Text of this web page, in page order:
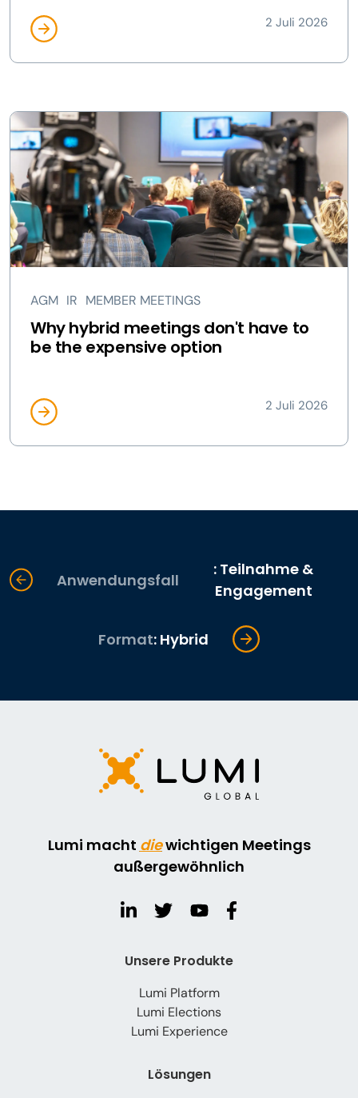
2 Juli 2026
AGM IR MEMBER MEETINGS
Why hybrid meetings don't have to
be the expensive option
2 Juli 2026
Anwendungsfall
: Teilnahme &
Engagement
Format: Hybrid
Lumi macht diewichtigen Meetings
außergewöhnlich
Unsere Produkte
Lumi Platform
Lumi Elections
Lumi Experience
Lösungen